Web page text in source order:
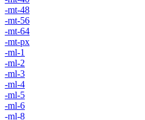
-mt-48
-mt-56
-mt-64
-mt-px
-ml-1
-ml-2
-ml-3
-ml-4
-ml-5
-ml-6
-ml-8